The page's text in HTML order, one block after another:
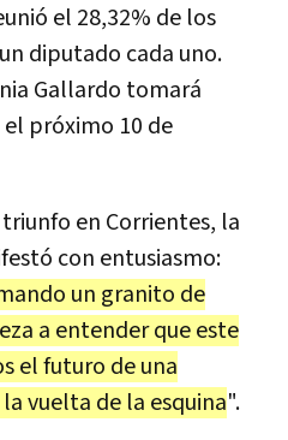
el 28,32% de los
diputado cada uno.
Gallardo tomará
el próximo 10 de
en Corrientes, la
con entusiasmo:
un granito de
a entender que este
el futuro de una
vuelta de la esquina".